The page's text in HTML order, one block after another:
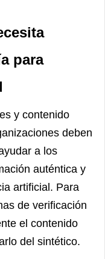
para
y contenido
deben
a los
auténtica y
artificial. Para
de verificación
el contenido
del sintético.